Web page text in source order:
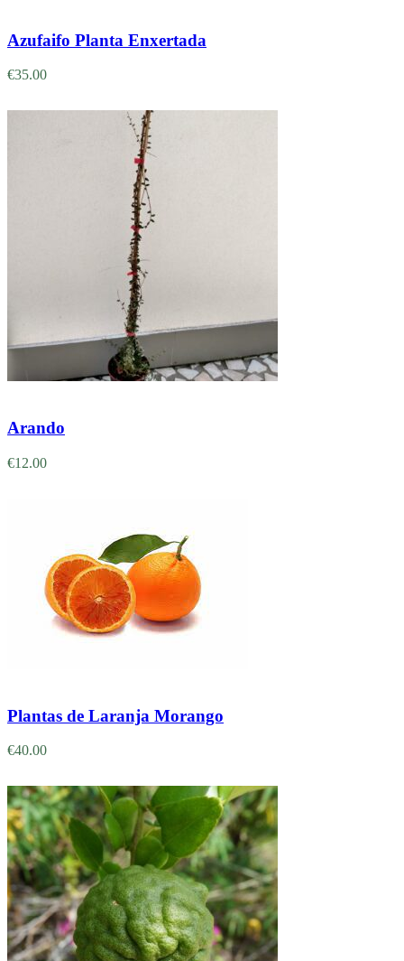
Azufaifo Planta Enxertada
€35.00
Arando
€12.00
Plantas de Laranja Morango
€40.00